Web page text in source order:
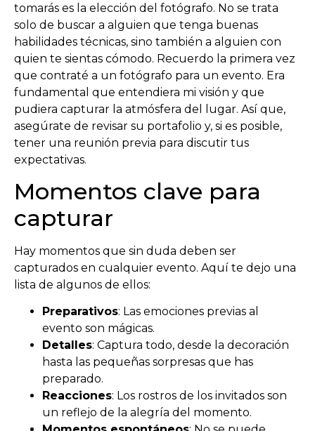
tomarás es la elección del fotógrafo. No se trata
solo de buscar a alguien que tenga buenas
habilidades técnicas, sino también a alguien con
quien te sientas cómodo. Recuerdo la primera vez
que contraté a un fotógrafo para un evento. Era
fundamental que entendiera mi visión y que
pudiera capturar la atmósfera del lugar. Así que,
asegúrate de revisar su portafolio y, si es posible,
tener una reunión previa para discutir tus
expectativas.
Momentos clave para
capturar
Hay momentos que sin duda deben ser
capturados en cualquier evento. Aquí te dejo una
lista de algunos de ellos:
Preparativos: Las emociones previas al
evento son mágicas.
Detalles: Captura todo, desde la decoración
hasta las pequeñas sorpresas que has
preparado.
Reacciones: Los rostros de los invitados son
un reflejo de la alegría del momento.